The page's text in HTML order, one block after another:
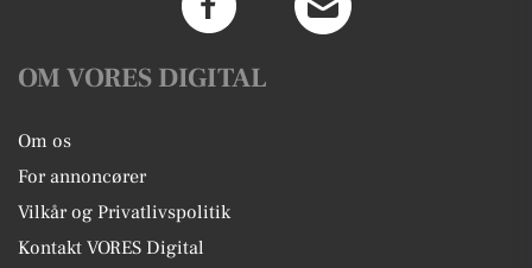
OM VORES DIGITAL
Om os
For annoncører
Vilkår og Privatlivspolitik
Kontakt VORES Digital